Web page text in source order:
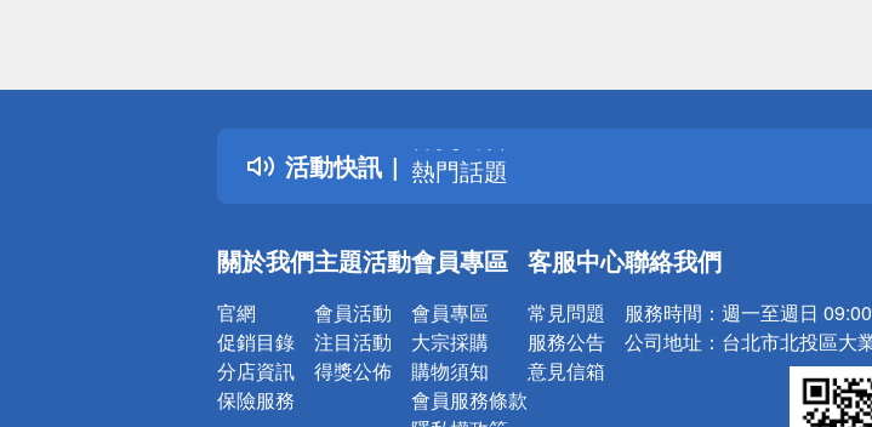
活動快訊
詐騙網頁！請小心！
得獎公告
熱門話題
銀行優惠
詐騙網頁！請小心！
關於我們
官網
促銷目錄
分店資訊
保險服務
主題活動
會員活動
注目活動
得獎公佈
會員專區
會員專區
大宗採購
購物須知
會員服務條款
客服中心
常見問題
服務公告
意見信箱
聯絡我們
服務時間： 週一至週日
公司地址： 台北市北投區大